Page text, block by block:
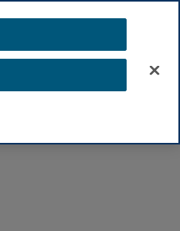
латышский
русскийПоиск